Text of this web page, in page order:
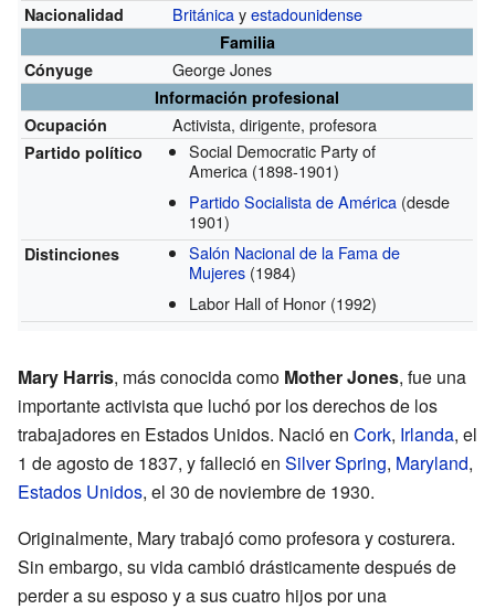
Nacionalidad Británicayestadounidense
Familia
Cónyuge
George Jones
Información profesional
Ocupación
Activista, dirigente, profesora
Partido político
Social Democratic Party of
America (1898-1901)
Partido Socialista de América (desde
1901)
Distinciones
Salón Nacional de la Fama de
Mujeres (1984)
Labor Hall of Honor (1992)
Mary Harris, más conocida como Mother Jones, fue una
importante activista que luchó por los derechos de los
trabajadores en Estados Unidos. Nació en Cork, Irlanda, el
1 de agosto de 1837, y falleció en Silver Spring, Maryland,
Estados Unidos, el 30 de noviembre de 1930.
Originalmente, Mary trabajó como profesora y costurera.
Sin embargo, su vida cambió drásticamente después de
perder a su esposo y a sus cuatro hijos por una